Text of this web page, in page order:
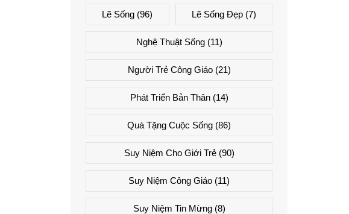
Lẽ Sống (96) Lẽ Sống Đẹp(7)
Nghệ Thuật Sống(11)
Người Trẻ Công Giáo(21)
Phát Triển Bản Thân(14)
Quà Tặng Cuộc Sống (86)
Suy Niệm Cho Giới Trẻ(90)
Suy Niệm Công Giáo (11)
Suy Niệm Tin Mừng(8)